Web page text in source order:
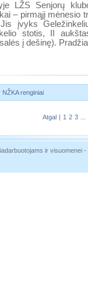
LŽS Senjorų
– pirmąjį mėnesio
įvyks
stotis, II
į dešinę).
NŽKA renginiai
Atgal | 1 2 3
ir visuomenei